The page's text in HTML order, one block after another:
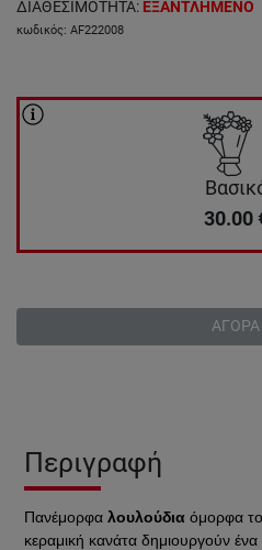
ΔΙΑΘΕΣΙΜΟΤΗΤΑ: ΕΞΑΝΤΛΗΜΕΝΟ
κωδικός: AF222008
30.00
ΑΓΟΡΑ
Περιγραφή
Πανέμορφα λουλούδια όμορφα
κεραμική κανάτα δημιουργούν